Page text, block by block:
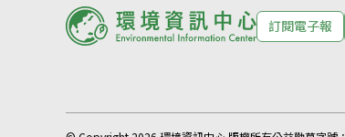
訂閱電子報